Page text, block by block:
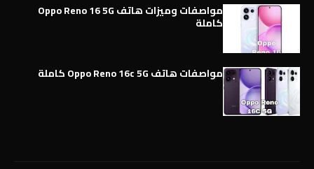
مواصفات وميزات هاتف Oppo Reno 16 5G
كاملة
مواصفات هاتف Oppo Reno 16c 5G كاملة